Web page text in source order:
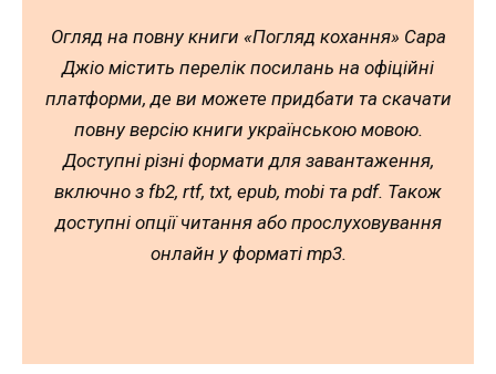
Огляд на повну книги «Погляд кохання» Сара
Джіо містить перелік посилань на офіційні
платформи, де ви можете придбати та скачати
повну версію книги українською мовою.
Доступні різні формати для завантаження,
включно з fb2, rtf, txt, epub, mobi та pdf. Також
доступні опції читання або прослуховування
онлайн у форматі mp3.